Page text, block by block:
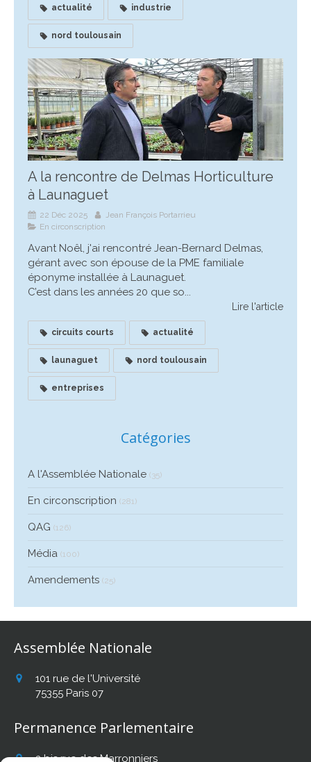
actualité industrie
nord toulousain
A la rencontre de Delmas Horticulture
à Launaguet
22 Déc 2025
Jean François Portarrieu
En circonscription
Avant Noêl, j'ai rencontré Jean-Bernard Delmas,
gérant avec son épouse de la PME familiale
éponyme installée à Launaguet.
C’est dans les années 20 que so...
Lire l'article
circuits courts actualité
launaguet nord toulousain
entreprises
Catégories
A l'Assemblée Nationale (35)
En circonscription (281)
QAG (126)
Média (100)
Amendements (25)
Assemblée Nationale
101 rue de l'Université
75355 Paris 07
Permanence Parlementaire
2 bis rue des Marronniers